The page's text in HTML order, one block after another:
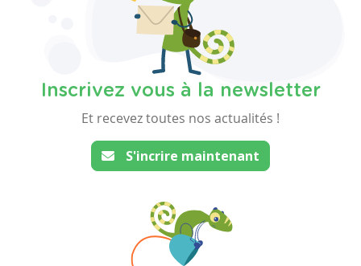
Inscrivez vous à la newsletter
Et recevez toutes nos actualités !
S'incrire maintenant